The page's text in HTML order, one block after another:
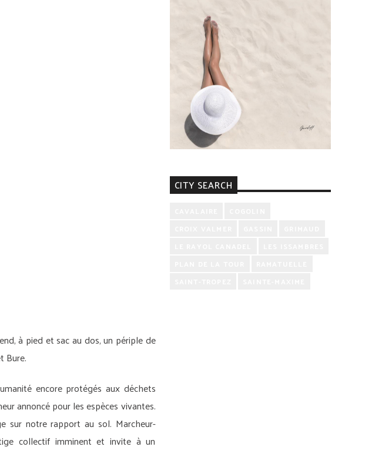
à pied et sac au dos, un périple de
Bure.
encore protégés aux déchets
annoncé pour les espèces vivantes.
sur notre rapport au sol. Marcheur-
collectif imminent et invite à un
CITY SEARCH